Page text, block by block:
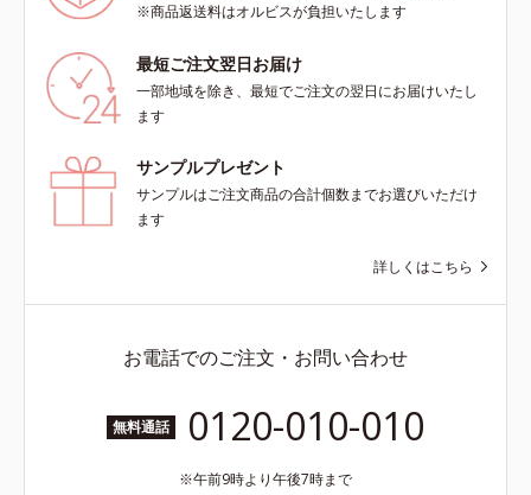
※商品返送料はオルビスが負担いたします
最短ご注文翌日お届け
一部地域を除き、最短でご注文の翌日にお届けいたし
ます
サンプルプレゼント
サンプルはご注文商品の合計個数までお選びいただけ
ます
詳しくはこちら
お電話でのご注文・お問い合わせ
無料通話 0120-010-010
午前9時より午後7時まで